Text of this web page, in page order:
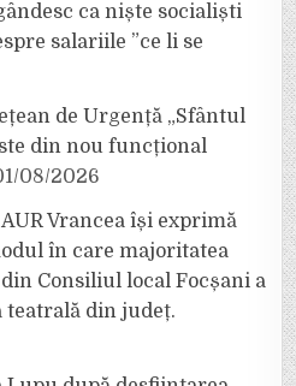
ca niște socialiști
salariile ”ce li se
de Urgență „Sfântul
din nou funcțional
08/2026
Vrancea își exprimă
în care majoritatea
din Consiliul local Focșani a
teatrală din județ.